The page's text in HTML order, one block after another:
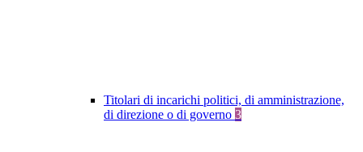
Titolari di incarichi politici, di amministrazione,
di direzione o di governo 3